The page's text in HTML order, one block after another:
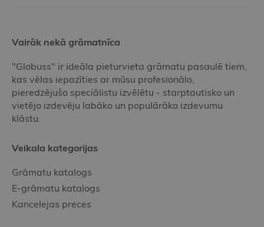
Vairāk nekā grāmatnīca
"Globuss" ir ideāla pieturvieta grāmatu pasaulē tiem,
kas vēlas iepazīties ar mūsu profesionālo,
pieredzējušo speciālistu izvēlētu - starptautisko un
vietējo izdevēju labāko un populārāko izdevumu
klāstu.
Veikala kategorijas
Grāmatu katalogs
E-grāmatu katalogs
Kancelejas preces